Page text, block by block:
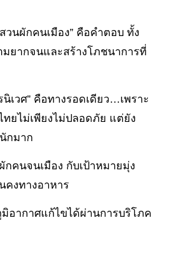
วนผักคนเมือง” คือคำตอบ ทั้ง
ยากจนและสร้างโภชนาการที่
นิเวศ” คือทางรอดเดียว…เพราะ
ทยไม่เพียงไม่ปลอดภัย แต่ยัง
กมาก
กคนจนเมือง กับเป้าหมายมุ่ง
คงทางอาหาร
อากาศแก้ไขได้ผ่านการบริโภค